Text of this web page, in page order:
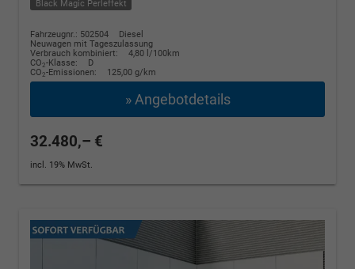
Black Magic Perleffekt
Fahrzeugnr.: 502504
Diesel
Neuwagen mit Tageszulassung
Verbrauch kombiniert:
4,80 l/100km
CO2-Klasse:
D
CO2-Emissionen: 125,00 g/km
» Angebotdetails
32.480,– €
incl. 19% MwSt.